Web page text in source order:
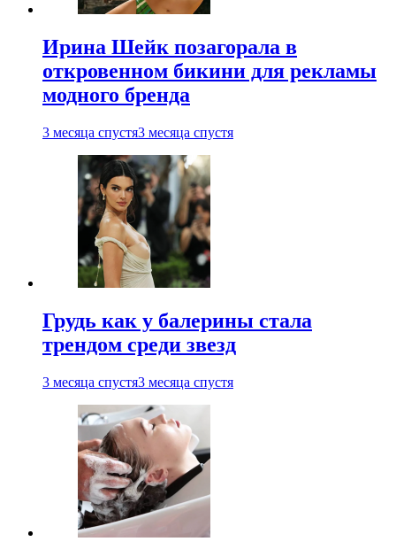
Ирина Шейк позагорала в
откровенном бикини для рекламы
модного бренда
3 месяца спустя3 месяца спустя
Грудь как у балерины стала
трендом среди звезд
3 месяца спустя3 месяца спустя